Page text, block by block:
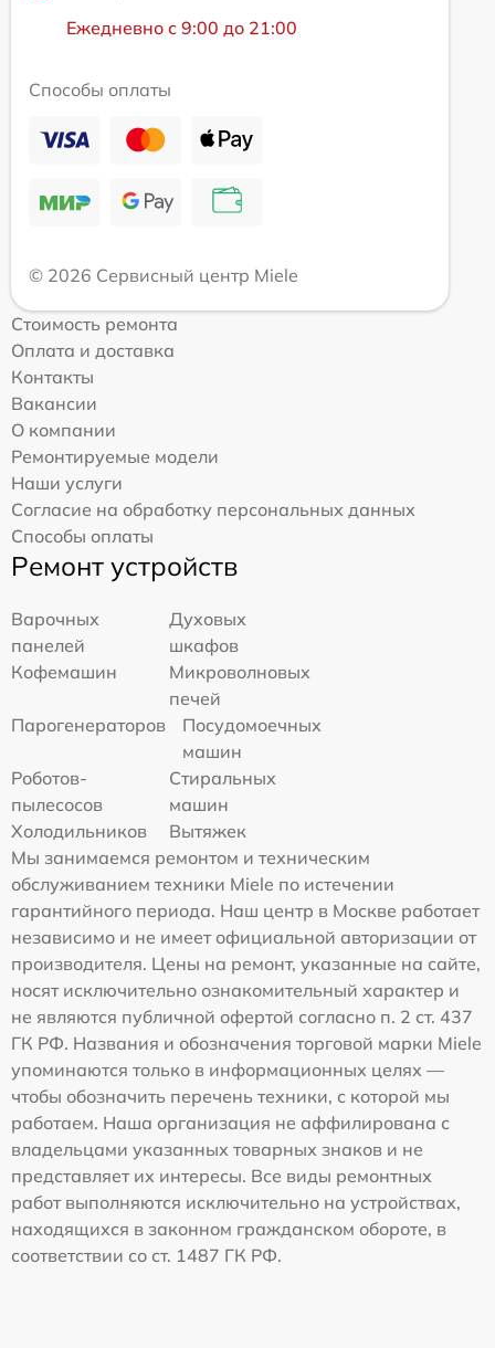
Ежедневно с 9:00 до 21:00
Способы оплаты
© 2026 Сервисный центр Miele
Стоимость ремонта
Оплата и доставка
Контакты
Вакансии
О компании
Ремонтируемые модели
Наши услуги
Согласие на обработку персональных данных
Способы оплаты
Ремонт устройств
Варочных
панелей
Духовых
шкафов
Кофемашин
Микроволновых
печей
Парогенераторов
Посудомоечных
машин
Роботов-
пылесосов
Стиральных
машин
Холодильников
Вытяжек
Мы занимаемся ремонтом и техническим
обслуживанием техники Miele по истечении
гарантийного периода. Наш центр в Москве работает
независимо и не имеет официальной авторизации от
производителя. Цены на ремонт, указанные на сайте,
носят исключительно ознакомительный характер и
не являются публичной офертой согласно п. 2 ст. 437
ГК РФ. Названия и обозначения торговой марки Miele
упоминаются только в информационных целях —
чтобы обозначить перечень техники, с которой мы
работаем. Наша организация не аффилирована с
владельцами указанных товарных знаков и не
представляет их интересы. Все виды ремонтных
работ выполняются исключительно на устройствах,
находящихся в законном гражданском обороте, в
соответствии со ст. 1487 ГК РФ.